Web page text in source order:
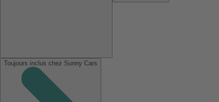
Toujours inclus chez Sunny Cars